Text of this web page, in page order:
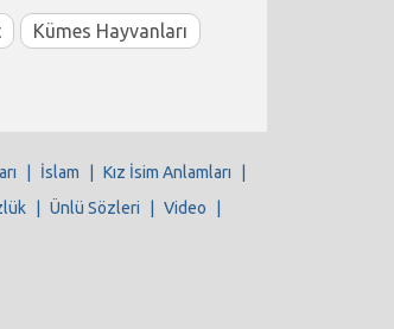
Kümes Hayvanları
İslam Kız İsim Anlamları
Ünlü Sözleri Video